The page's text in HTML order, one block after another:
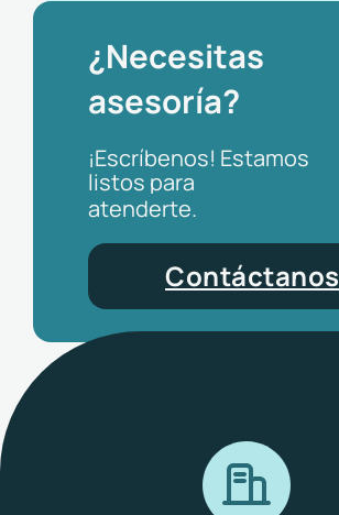
¿Necesitas
asesoría?
¡Escríbenos! Estamos
listos para
atenderte.
Contáctanos